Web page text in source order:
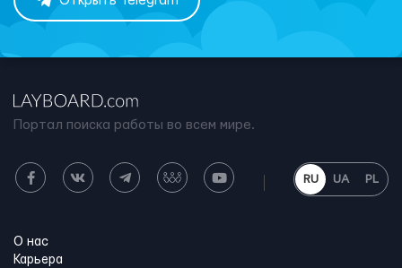
Портал поиска работы во всем мире.
RU UA PL
О нас
Карьера